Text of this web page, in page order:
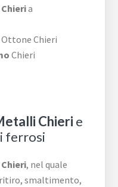
a
Ottone Chieri
Chieri
Chieri e
ferrosi
, nel quale
ritiro, smaltimento,